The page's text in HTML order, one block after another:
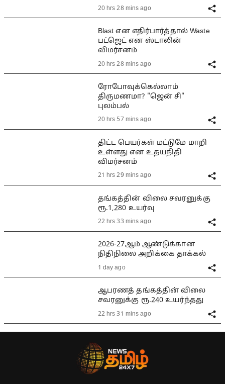
20 hrs 28 mins ago
Blast என எதிர்பார்த்தால் Waste
பட்ஜெட் என ஸ்டாலின்
விமர்சனம்
20 hrs 28 mins ago
ரோபோவுக்கெல்லாம்
திருமணமா? "ஜென் சி"
புலம்பல்
20 hrs 57 mins ago
திட்ட பெயர்கள் மட்டுமே மாறி
உள்ளது என உதயநிதி
விமர்சனம்
21 hrs 29 mins ago
தங்கத்தின் விலை சவரனுக்கு
ரூ.1,280 உயர்வு
22 hrs 33 mins ago
2026-27ஆம் ஆண்டுக்கான
நிதிநிலை அறிக்கை தாக்கல்
1 day ago
ஆபரணத் தங்கத்தின் விலை
சவரனுக்கு ரூ.240 உயர்ந்தது
22 hrs 31 mins ago